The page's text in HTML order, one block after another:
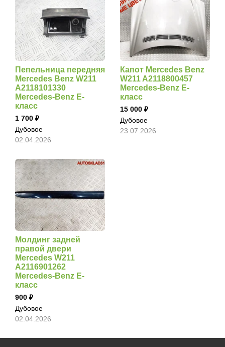
Пепельница передняя
Mercedes Benz W211
A2118101330
Mercedes-Benz E-
класс
1 700
Дубовое
02.04.2026
Капот Mercedes Benz
W211 A2118800457
Mercedes-Benz E-
класс
15 000
Дубовое
23.07.2026
Молдинг задней
правой двери
Mercedes W211
A2116901262
Mercedes-Benz E-
класс
900
Дубовое
02.04.2026